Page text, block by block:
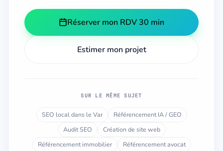
Réserver mon RDV 30 min
Estimer mon projet
SUR LE MÊME SUJET
SEO local dans le Var
Référencement IA / GEO
Audit SEO
Création de site web
Référencement immobilier
Référencement avocat